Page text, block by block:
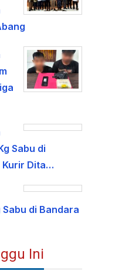
Sabu di
Kurir Dita…
di Bandara
Ini